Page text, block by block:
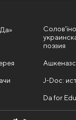
поэзия
J-Doc:
Da for